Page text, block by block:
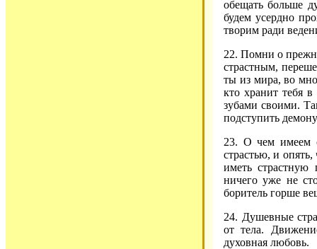
обещать больше
будем усердно
творим ради
22. Помни о
страстным,
ты из мира, во
кто хранит тебя
зубами своими.
подступить
23. О чем имеем
страстью, и
иметь страстную
ничего уже не
боритель горше
24. Душевные
от тела.
духовная любовь.